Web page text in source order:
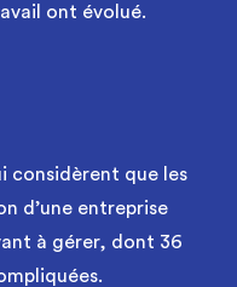
ont évolué.
considèrent que les
d’une entreprise
à gérer, dont 36